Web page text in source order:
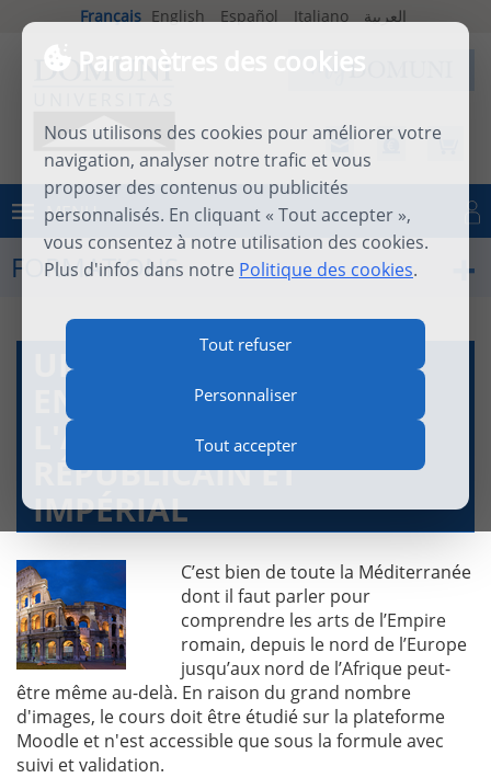
Paramètres des cookies
Nous utilisons des cookies pour améliorer votre
navigation, analyser notre trafic et vous
proposer des contenus ou publicités
personnalisés. En cliquant « Tout accepter »,
vous consentez à notre utilisation des cookies.
Plus d'infos dans notre Politique des cookies.
Tout refuser
Personnaliser
Tout accepter
Français English Español Italiano العربية
MENU Se connecter
FORMATIONS
UNE HISTOIRE DE L'ART
EN SON CONTEXTE 3 -
L'ART ROMAIN, LUXE
RÉPUBLICAIN ET
IMPÉRIAL
C’est bien de toute la Méditerranée
dont il faut parler pour
comprendre les arts de l’Empire
romain, depuis le nord de l’Europe
jusqu’aux nord de l’Afrique peut-
être même au-delà. En raison du grand nombre
d'images, le cours doit être étudié sur la plateforme
Moodle et n'est accessible que sous la formule avec
suivi et validation.